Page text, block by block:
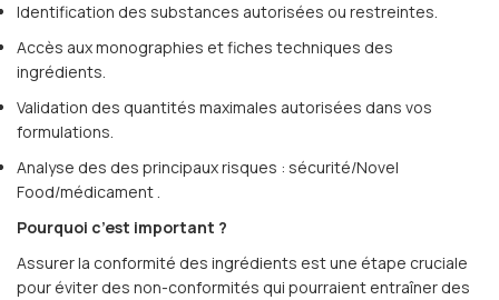
Identification des substances autorisées ou restreintes.
Accès aux monographies et fiches techniques des
ingrédients.
Validation des quantités maximales autorisées dans vos
formulations.
Analyse des des principaux risques : sécurité/Novel
Food/médicament .
Pourquoi c’est important ?
Assurer la conformité des ingrédients est une étape cruciale
pour éviter des non-conformités qui pourraient entraîner des